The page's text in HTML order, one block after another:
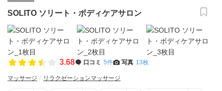
SOLITO ソリート・ボディケアサロン
3.68 口コミ 5件 写真 13枚
マッサージ リラクゼーションマッサージ